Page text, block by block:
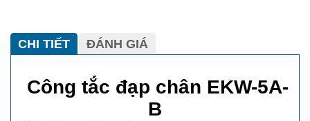
CHI TIẾT ĐÁNH GIÁ
Công tắc đạp chân EKW-5A-
B